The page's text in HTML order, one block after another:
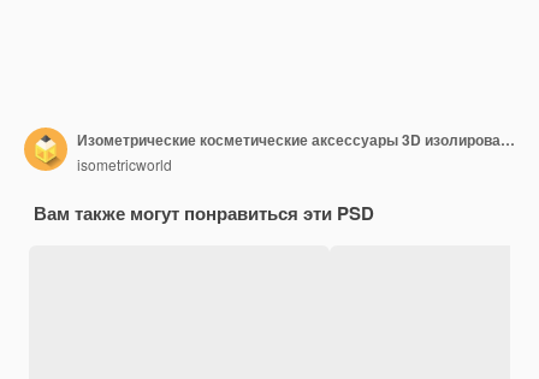
Изометрические косметические аксессуары 3D изолированные визуализации
isometricworld
Вам также могут понравиться эти PSD